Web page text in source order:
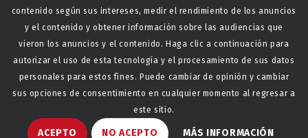
© Copyright - CONEQTIA.
contenido según sus intereses, medir el rendimiento de los anuncios
y el contenido y obtener información sobre las audiencias que
vieron los anuncios y el contenido. Haga clic a continuación para
autorizar el uso de esta tecnología y el procesamiento de sus datos
personales para estos fines. Puede cambiar de opinión y cambiar
sus opciones de consentimiento en cualquier momento al regresar a
este sitio.
ACEPTO NO ACEPTO MÁS INFORMACIÓN